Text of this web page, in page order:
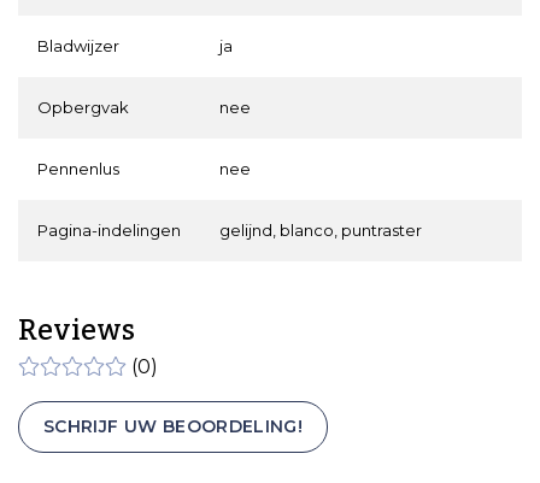
Bladwijzer ja
Opbergvak nee
Pennenlus nee
Pagina-indelingen gelijnd, blanco, puntraster
Reviews
(0)
SCHRIJF UW BEOORDELING!